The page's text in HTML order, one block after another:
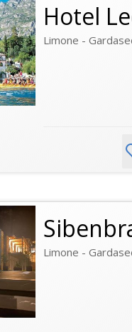
Hotel
Limone -
Limone -